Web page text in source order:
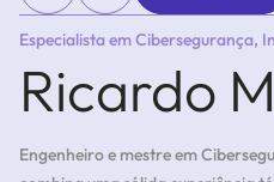
Especialista em Cibersegurança,
Análise de Dados.
Ricardo
Engenheiro e mestre em